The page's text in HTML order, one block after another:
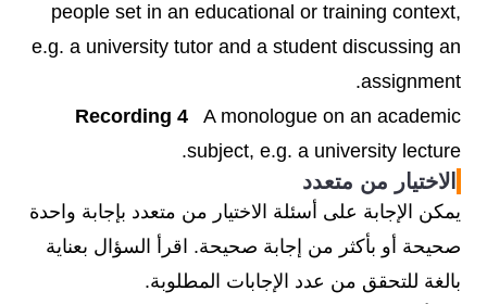
people set in an educational or training context,
e.g. a university tutor and a student discussing an
assignment.
Recording 4
A monologue on an academic
subject, e.g. a university lecture.
الاختيار من متعدد
يمكن الإجابة على أسئلة الاختيار من متعدد بإجابة واحدة
صحيحة أو بأكثر من إجابة صحيحة. اقرأ السؤال بعناية
بالغة للتحقق من عدد الإجابات المطلوبة.